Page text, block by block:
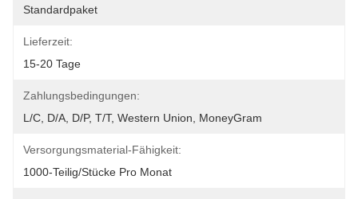
Standardpaket
Lieferzeit:
15-20 Tage
Zahlungsbedingungen:
L/C, D/A, D/P, T/T, Western Union, MoneyGram
Versorgungsmaterial-Fähigkeit:
1000-Teilig/Stücke Pro Monat